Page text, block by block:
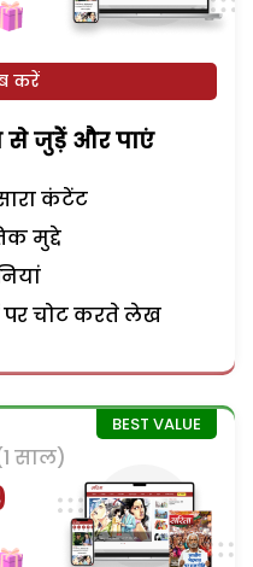
करें
से जुड़ेें और पाएं
कंटेंट
मुद्दे
चोट करते लेख
साल)